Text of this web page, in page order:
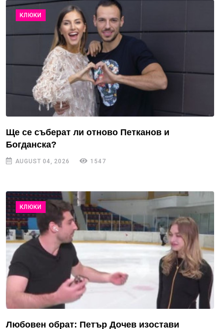
КЛЮКИ
Ще се съберат ли отново Петканов и
Богданска?
AUGUST 04, 2026 1547
КЛЮКИ
Любовен обрат: Петър Дочев изостави